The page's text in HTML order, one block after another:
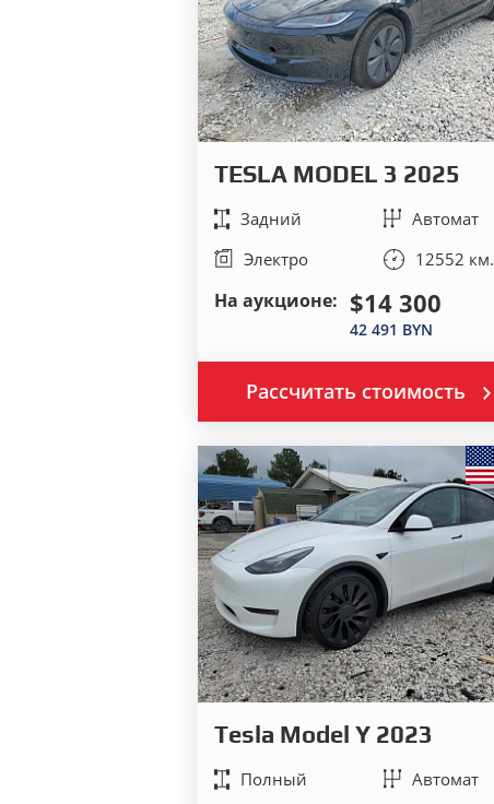
TESLA MODEL 3 2025
Задний
Автомат
Электро
12552 км.
На аукционе: $14 300
42 491 BYN
Рассчитать стоимость
Tesla Model Y 2023
Полный
Автомат